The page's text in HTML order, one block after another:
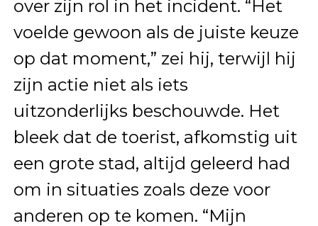
over zijn rol in het incident. “Het
voelde gewoon als de juiste keuze
op dat moment,” zei hij, terwijl hij
zijn actie niet als iets
uitzonderlijks beschouwde. Het
bleek dat de toerist, afkomstig uit
een grote stad, altijd geleerd had
om in situaties zoals deze voor
anderen op te komen. “Mijn